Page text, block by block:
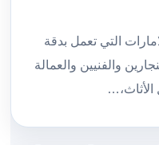
التي تعمل بدقة
والفنيين والعمالة